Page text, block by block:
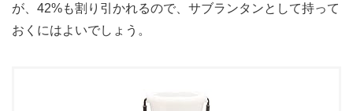
が、42%も割り引かれるので、サブランタンとして持って
おくにはよいでしょう。